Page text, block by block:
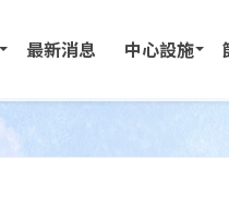
最新消息 中心設施